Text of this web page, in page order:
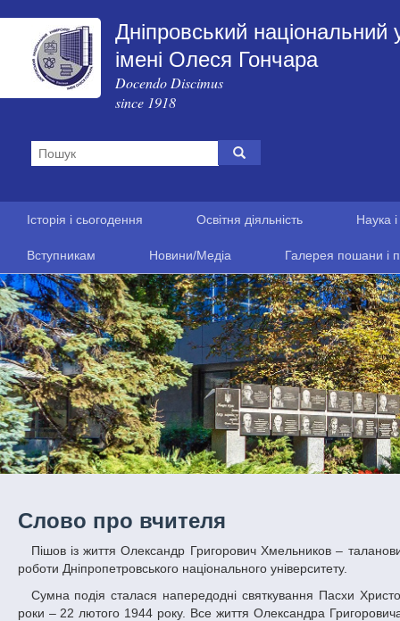
Дніпровський національний
імені Олеся Гончара
Docendo Discimus
since 1918
Історія і сьогодення Освітня діяльність Наука
Вступникам Новини/Медіа Галерея пошани і
Слово про вчителя
Пішов із життя Олександр Григорович Хмельников – талановитий педагог, організатор, колишній проректор з адміністративно-господарчої
роботи Дніпропетровського національного університету.
Сумна подія сталася напередодні святкування Пасхи Христової, 30 квітня 2016 року. А народився Олександр Григорович у важкі воєнні
роки – 22 лютого 1944 року. Все життя Олександра